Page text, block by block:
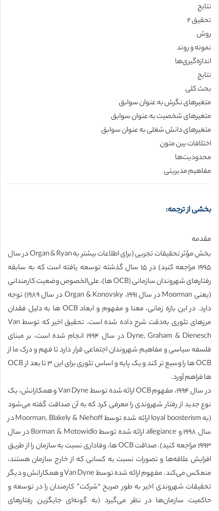
نتایج
تحقیق ۲
روش
نمونه و روند
اندازه‌گیری‌ها
نتایج
بحث کلی
متغیرهای نگرش به عنوان سوابق
متغیرهای شخصیت به عنوان سوابق
متغیرهای دانش شغلی به عنوان سوابق
اختلافات بین متون
محدودیت‌ها
مفاهیم مدیریتی
بخشی از ترجمه:
مقدمه
بخش مؤثر تحقیقات تجربی (برای اطلاعات بیشتر به Organ & Ryan در سال
۱۹۹۵ مراجعه کنید) در ۱۵ سال گذشته توسعه یافته است که به سابقه
رفتارهای شهروندان سازمانی (OCB ها)، علی‌الخصوص وضعیت کارمندانی
(یعنی Moorman در سال ۱۹۹۱، Organ & Konovsky در سال ۱۹۸۹) توجه
دارد. در این بازه زمانی، معنا و مفهوم و ابعاد OCB ها به دلیل فقدان
مرزهای تئوری به‌دقت شرح داده شده است. تحقیق اخیر که توسط Van
Dyne, Graham & Dienesch در سال ۱۹۹۴ انجام شده است، بر مبنای
فلسفه سیاسی و مفاهیم شهروندان اجتماعی قرار دارد تا فهم و درک ما از
OCB ها را وسیع تر کند و یک پایه و اساس تئوری برای این ۳ تا بعد از OCB
ها فراهم آورد.
در سال ۱۹۹۴، مفهوم OCB ارائه شده توسط Van Dyne و همکارانش، یک
نوع جدید از رفتار شهروندی را معرفی کرد که به آن صداقت گفته می‌شود
(به loyal boosterism ارائه شده توسط Moorman, Blakely & Niehoff در
سال ۱۹۹۸ و allegiance ارائه شده توسط Borman & Motowidlo در سال
۱۹۹۳ مراجعه کنید). صداقت OCB ها، وفاداری نسبت به سازمان را از طریق
افزایش علاقه‌ها و تصورات نسبت به کسانی که از خارج سازمان هستند،
منعکس می‌کند. مفهوم ارائه شده توسط Van Dyne و همکارانش و دیگر
تحقیقات شهروندی اخیر به طور صریح “شرکت” کارمندان را در توسعه و
حاکمیت سازمان‌ها در نظر می‌گیرد (به گونه‌ای جایگزین رفتارهای